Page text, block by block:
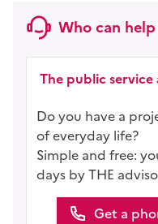
Who can
The public
Do you have a
of everyday life?
Simple and free:
days by THE
Get a